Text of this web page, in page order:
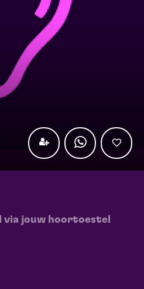
via jouw hoortoestel